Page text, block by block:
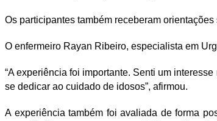
Os participantes também receberam
O enfermeiro Rayan Ribeiro, especialista em
“A experiência foi importante. Senti um
se dedicar ao cuidado de idosos”, afirmou.
A experiência também foi avaliada de forma